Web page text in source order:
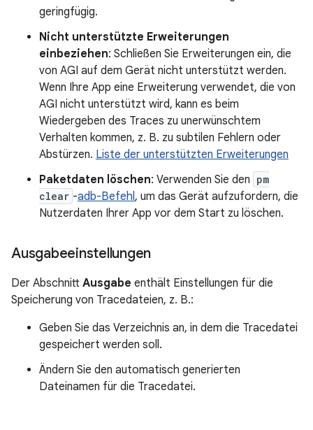
geringfügig.
Nicht unterstützte Erweiterungen
einbeziehen: Schließen Sie Erweiterungen ein, die
von AGI auf dem Gerät nicht unterstützt werden.
Wenn Ihre App eine Erweiterung verwendet, die von
AGI nicht unterstützt wird, kann es beim
Wiedergeben des Traces zu unerwünschtem
Verhalten kommen, z. B. zu subtilen Fehlern oder
Abstürzen. Liste der unterstützten Erweiterungen
Paketdaten löschen: Verwenden Sie den pm
clear -adb-Befehl, um das Gerät aufzufordern, die
Nutzerdaten Ihrer App vor dem Start zu löschen.
Ausgabeeinstellungen
Der Abschnitt Ausgabe enthält Einstellungen für die
Speicherung von Tracedateien, z. B.:
Geben Sie das Verzeichnis an, in dem die Tracedatei
gespeichert werden soll.
Ändern Sie den automatisch generierten
Dateinamen für die Tracedatei.